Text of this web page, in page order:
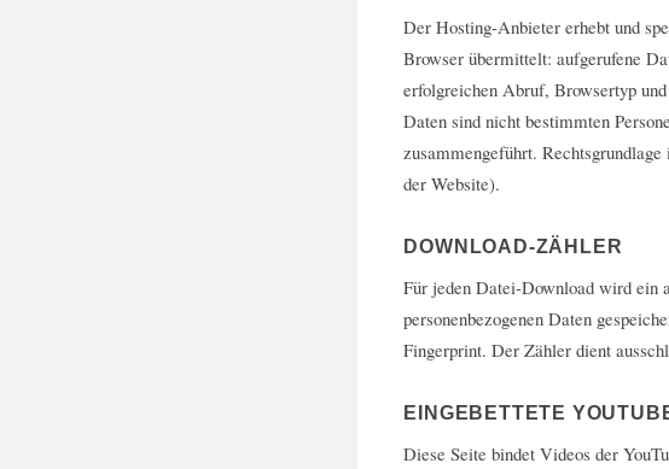
Der Hosting-Anbieter erhebt und
Browser übermittelt: aufgerufene
erfolgreichen Abruf, Browsertyp
Daten sind nicht bestimmten
zusammengeführt.
der Website).
DOWNLOAD-ZÄHLER
Für jeden Datei-Download wird ein
personenbezogenen Daten
Fingerprint. Der Zähler dient
EINGEBETTETE
Diese Seite bindet Videos der